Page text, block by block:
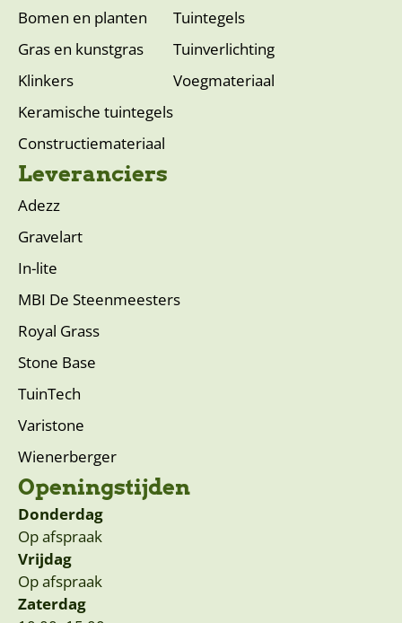
Bomen en planten
Gras en kunstgras
Klinkers
Keramische tuintegels
Constructiemateriaal
Tuintegels
Tuinverlichting
Voegmateriaal
Leveranciers
Adezz
Gravelart
In-lite
MBI De Steenmeesters
Royal Grass
Stone Base
TuinTech
Varistone
Wienerberger
Openingstijden
Donderdag
Op afspraak
Vrijdag
Op afspraak
Zaterdag